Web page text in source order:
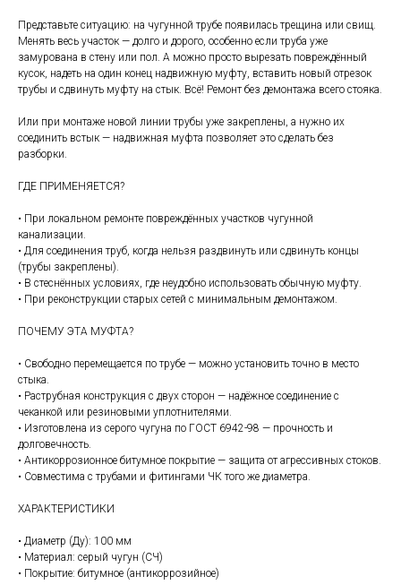
Представьте ситуацию: на чугунной трубе появилась трещина или свищ.
Менять весь участок — долго и дорого, особенно если труба уже
замурована в стену или пол. А можно просто вырезать повреждённый
кусок, надеть на один конец надвижную муфту, вставить новый отрезок
трубы и сдвинуть муфту на стык. Всё! Ремонт без демонтажа всего стояка.
Или при монтаже новой линии трубы уже закреплены, а нужно их
соединить встык — надвижная муфта позволяет это сделать без
разборки.
ГДЕ ПРИМЕНЯЕТСЯ?
• При локальном ремонте повреждённых участков чугунной
канализации.
• Для соединения труб, когда нельзя раздвинуть или сдвинуть концы
(трубы закреплены).
• В стеснённых условиях, где неудобно использовать обычную муфту.
• При реконструкции старых сетей с минимальным демонтажом.
ПОЧЕМУ ЭТА МУФТА?
• Свободно перемещается по трубе — можно установить точно в место
стыка.
• Раструбная конструкция с двух сторон — надёжное соединение с
чеканкой или резиновыми уплотнителями.
• Изготовлена из серого чугуна по ГОСТ 6942-98 — прочность и
долговечность.
• Антикоррозионное битумное покрытие — защита от агрессивных стоков.
• Совместима с трубами и фитингами ЧК того же диаметра.
ХАРАКТЕРИСТИКИ
• Диаметр (Ду): 100 мм
• Материал: серый чугун (СЧ)
• Покрытие: битумное (антикоррозийное)